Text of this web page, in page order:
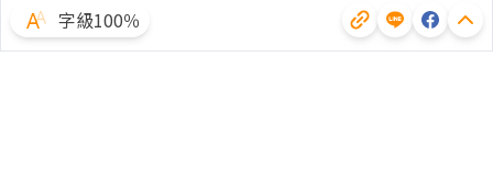
字級100％